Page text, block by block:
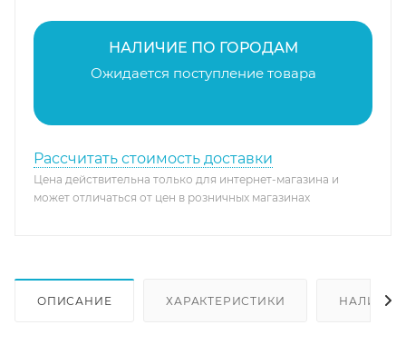
НАЛИЧИЕ ПО ГОРОДАМ
Ожидается поступление товара
Рассчитать стоимость доставки
Цена действительна только для интернет-магазина и
может отличаться от цен в розничных магазинах
ОПИСАНИЕ ХАРАКТЕРИСТИКИ